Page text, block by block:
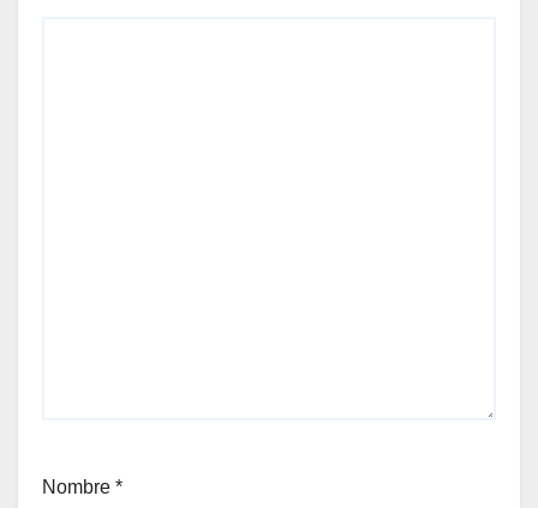
Nombre *